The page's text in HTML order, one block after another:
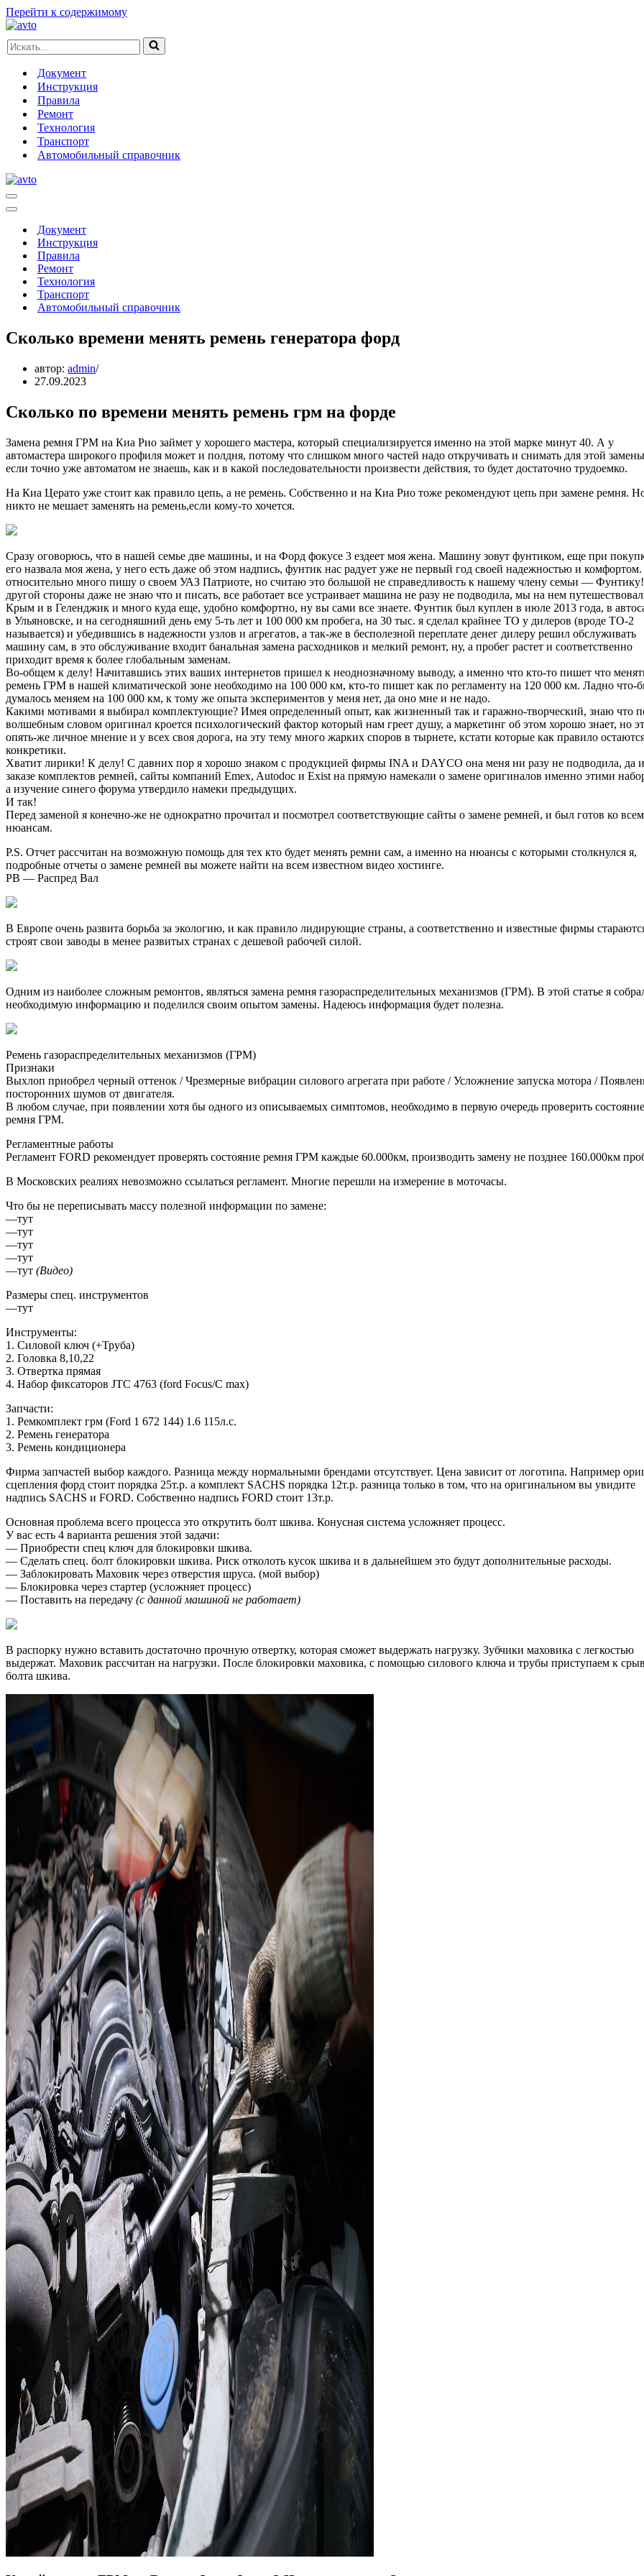
Перейти к содержимому
Искать...
Документ
Инструкция
Правила
Ремонт
Технология
Транспорт
Автомобильный справочник
Меню
навигации
Меню
навигацииДокумент
Инструкция
Правила
Ремонт
Технология
Транспорт
Автомобильный справочник
Сколько времени менять ремень генератора форд
автор: admin
27.09.2023
Сколько по времени менять ремень грм на форде
Замена ремня ГРМ на Киа Рио займет у хорошего мастера, который специализируется именно на этой марке минут 40. А у
автомастера широкого профиля может и полдня, потому что слишком много частей надо откручивать и снимать для этой
если точно уже автоматом не знаешь, как и в какой последовательности произвести действия, то будет достаточно трудоемко.
На Киа Церато уже стоит как правило цепь, а не ремень. Собственно и на Киа Рио тоже рекомендуют цепь при замене ремня.
никто не мешает заменять на ремень,если кому-то хочется.
Сразу оговорюсь, что в нашей семье две машины, и на Форд фокусе 3 ездеет моя жена. Машину зовут фунтиком, еще при
его назвала моя жена, у него есть даже об этом надпись, фунтик нас радует уже не первый год своей надежностью и
относительно много пишу о своем УАЗ Патриоте, но считаю это большой не справедливость к нашему члену семьи —
другой стороны даже не знаю что и писать, все работает все устраивает машина не разу не подводила, мы на нем
Крым и в Геленджик и много куда еще, удобно комфортно, ну вы сами все знаете. Фунтик был куплен в июле 2013 года, в
в Ульяновске, и на сегодняшний день ему 5-ть лет и 100 000 км пробега, на 30 тыс. я сделал крайнее ТО у дилеров (вроде ТО-2
называется) и убедившись в надежности узлов и агрегатов, а так-же в бесполезной переплате денег дилеру решил обслуживать
машину сам, в это обслуживание входит банальная замена расходников и мелкий ремонт, ну, а пробег растет и соответственно
приходит время к более глобальным заменам.
Во-общем к делу! Начитавшись этих ваших интернетов пришел к неоднозначному выводу, а именно что кто-то пишет что
ремень ГРМ в нашей климатической зоне необходимо на 100 000 км, кто-то пишет как по регламенту на 120 000 км. Ладно что-
думалось меняем на 100 000 км, к тому же опыта экспериментов у меня нет, да оно мне и не надо.
Какими мотивами я выбирал комплектующие? Имея определенный опыт, как жизненный так и гаражно-творческий, знаю что
волшебным словом оригинал кроется психологический фактор который нам греет душу, а маркетинг об этом хорошо знает, но
опять-же личное мнение и у всех своя дорога, на эту тему много жарких споров в тырнете, кстати которые как правило
конкретики.
Хватит лирики! К делу! С давних пор я хорошо знаком с продукцией фирмы INA и DAYCO она меня ни разу не подводила, да
заказе комплектов ремней, сайты компаний Emex, Autodoc и Exist на прямую намекали о замене оригиналов именно этими
а изучение синего форума утвердило намеки предыдущих.
И так!
Перед заменой я конечно-же не однократно прочитал и посмотрел соответствующие сайты о замене ремней, и был готов ко всем
нюансам.
P.S. Отчет рассчитан на возможную помощь для тех кто будет менять ремни сам, а именно на нюансы с которыми столкнулся я,
подробные отчеты о замене ремней вы можете найти на всем известном видео хостинге.
РВ — Распред Вал
В Европе очень развита борьба за экологию, и как правило лидирующие страны, а соответственно и известные фирмы
строят свои заводы в менее развитых странах c дешевой рабочей силой.
Одним из наиболее сложным ремонтов, являться замена ремня газораспределительных механизмов (ГРМ). В этой статье я
необходимую информацию и поделился своим опытом замены. Надеюсь информация будет полезна.
Ремень газораспределительных механизмов (ГРМ)
Признаки
Выхлоп приобрел черный оттенок / Чрезмерные вибрации силового агрегата при работе / Усложнение запуска мотора /
посторонних шумов от двигателя.
В любом случае, при появлении хотя бы одного из описываемых симптомов, необходимо в первую очередь проверить состояние
ремня ГРМ.
Регламентные работы
Регламент FORD рекомендует проверять состояние ремня ГРМ каждые 60.000км, производить замену не позднее 160.000км
В Московских реалиях невозможно ссылаться регламент. Многие перешли на измерение в моточасы.
Что бы не переписывать массу полезной информации по замене:
—тут
—тут
—тут
—тут
—тут (Видео)
Размеры спец. инструментов
—тут
Инструменты:
1. Силовой ключ (+Труба)
2. Головка 8,10,22
3. Отвертка прямая
4. Набор фиксаторов JTC 4763 (ford Focus/C max)
Запчасти:
1. Ремкомплект грм (Ford 1 672 144) 1.6 115л.с.
2. Ремень генератора
3. Ремень кондиционера
Фирма запчастей выбор каждого. Разница между нормальными брендами отсутствует. Цена зависит от логотипа. Например
сцепления форд стоит порядка 25т.р. а комплект SACHS порядка 12т.р. разница только в том, что на оригинальном вы увидите
надпись SACHS и FORD. Собственно надпись FORD стоит 13т.р.
Основная проблема всего процесса это открутить болт шкива. Конусная система усложняет процесс.
У вас есть 4 варианта решения этой задачи:
— Приобрести спец ключ для блокировки шкива.
— Сделать спец. болт блокировки шкива. Риск отколоть кусок шкива и в дальнейшем это будут дополнительные расходы.
— Заблокировать Маховик через отверстия шруса. (мой выбор)
— Блокировка через стартер (усложняет процесс)
— Поставить на передачу (с данной машиной не работает)
В распорку нужно вставить достаточно прочную отвертку, которая сможет выдержать нагрузку. Зубчики маховика с легкостью
выдержат. Маховик рассчитан на нагрузки. После блокировки маховика, с помощью силового ключа и трубы приступаем к
болта шкива.